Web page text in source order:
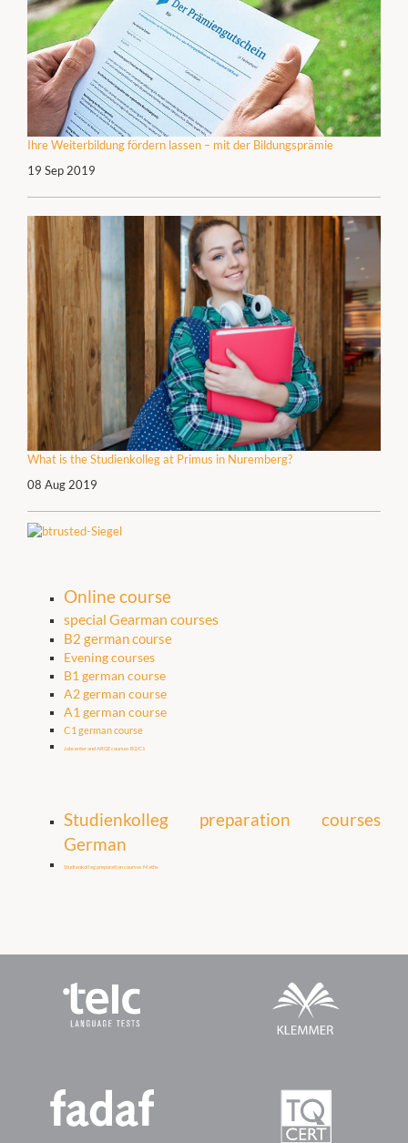
Ihre Weiterbildung fördern lassen – mit der Bildungsprämie
19 Sep 2019
What is the Studienkolleg at Primus in Nuremberg?
08 Aug 2019
Online course
special Gearman courses
B2 german course
Evening courses
B1 german course
A2 german course
A1 german course
C1 german course
Jobcenter and ARGE courses B2/C1
Studienkolleg preparation courses
German
Studienkolleg preparation courses Maths